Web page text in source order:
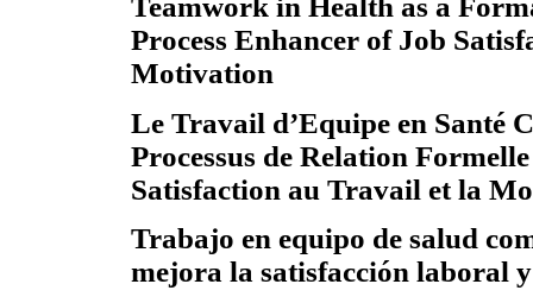
Teamwork in Health as a
Process Enhancer of Job
Motivation
Le Travail d’Equipe en Santé
Processus de Relation
Satisfaction au Travail et la
Trabajo en equipo de salud
mejora la satisfacción laboral